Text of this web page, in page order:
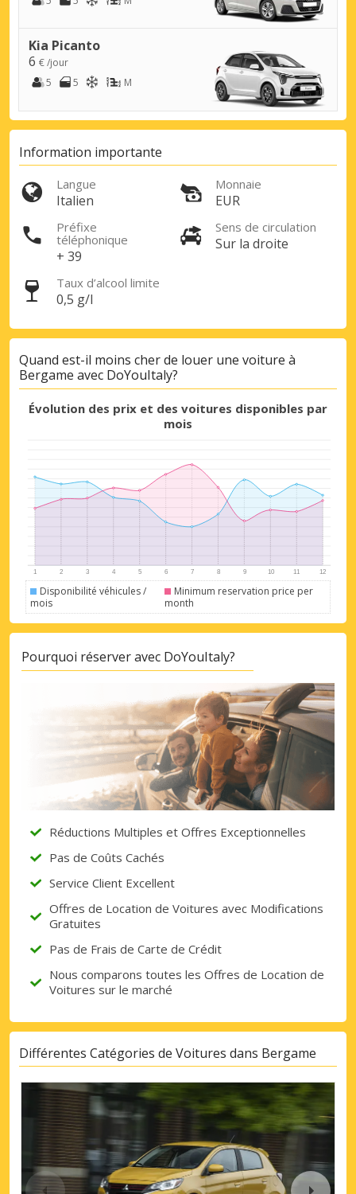
Kia Picanto
6 € /jour
5
5 M
Information importante
Langue
Italien
Monnaie
EUR
Préfixe
téléphonique
+ 39
Sens de circulation
Sur la droite
Taux d’alcool limite
0,5 g/l
Quand est-il moins cher de louer une voiture à
Bergame avec DoYouItaly?
Évolution des prix et des voitures disponibles par
mois
Disponibilité véhicules /
mois
Minimum reservation price per
month
Pourquoi réserver avec DoYouItaly?
Réductions Multiples et Offres Exceptionnelles
Pas de Coûts Cachés
Service Client Excellent
Offres de Location de Voitures avec Modifications
Gratuites
Pas de Frais de Carte de Crédit
Nous comparons toutes les Offres de Location de
Voitures sur le marché
Différentes Catégories de Voitures dans Bergame